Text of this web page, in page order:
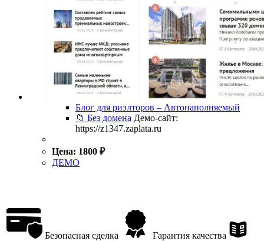
Блог для риэлторов – Автонаполняемый
📁 Без домена Демо-сайт:
https://z1347.zaplata.ru
Цена: 1800 ₽
ДЕМО
Безопасная сделка Гарантия качества